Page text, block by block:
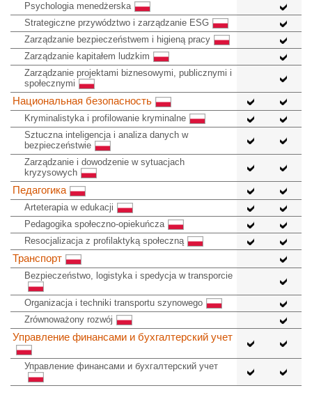
Psychologia menedżerska
Strategiczne przywództwo i zarządzanie ESG
Zarządzanie bezpieczeństwem i higieną pracy
Zarządzanie kapitałem ludzkim
Zarządzanie projektami biznesowymi, publicznymi i
społecznymi
Национальная безопасность
Kryminalistyka i profilowanie kryminalne
Sztuczna inteligencja i analiza danych w
bezpieczeństwie
Zarządzanie i dowodzenie w sytuacjach
kryzysowych
Педагогика
Arteterapia w edukacji
Pedagogika społeczno-opiekuńcza
Resocjalizacja z profilaktyką społeczną
Транспорт
Bezpieczeństwo, logistyka i spedycja w transporcie
Organizacja i techniki transportu szynowego
Zrównoważony rozwój
Управление финансами и бухгалтерский учет
Управление финансами и бухгалтерский учет